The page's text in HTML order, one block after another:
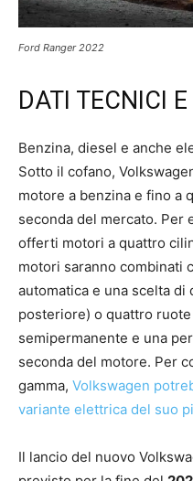
Ford Ranger 2022
DATI TECNICI
Benzina, diesel e anche
Sotto il cofano,
motore a benzina e fino a
seconda del mercato. Per
offerti motori a quattro
motori saranno combinati
automatica e una scelta
posteriore) o quattro
semipermanente e una
seconda del motore. Per
gamma, Volkswagen
variante elettrica del suo
Il lancio del nuovo